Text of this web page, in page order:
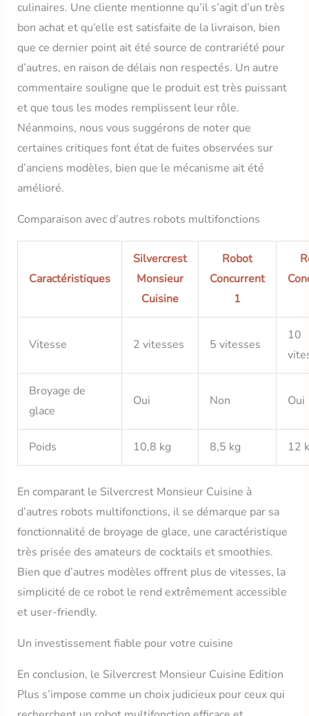
culinaires. Une cliente mentionne qu’il s’agit d’un très
bon achat et qu’elle est satisfaite de la livraison, bien
que ce dernier point ait été source de contrariété pour
d’autres, en raison de délais non respectés. Un autre
commentaire souligne que le produit est très puissant
et que tous les modes remplissent leur rôle.
Néanmoins, nous vous suggérons de noter que
certaines critiques font état de fuites observées sur
d’anciens modèles, bien que le mécanisme ait été
amélioré.
Comparaison avec d’autres robots multifonctions
Caractéristiques
Silvercrest
Monsieur
Cuisine
Robot
Concurrent
1
Vitesse 2 vitesses 5 vitesses
10
Broyage de
glace
Oui Non Oui
Poids 10,8 kg 8,5 kg 12
En comparant le Silvercrest Monsieur Cuisine à
d’autres robots multifonctions, il se démarque par sa
fonctionnalité de broyage de glace, une caractéristique
très prisée des amateurs de cocktails et smoothies.
Bien que d’autres modèles offrent plus de vitesses, la
simplicité de ce robot le rend extrêmement accessible
et user-friendly.
Un investissement fiable pour votre cuisine
En conclusion, le Silvercrest Monsieur Cuisine Edition
Plus s’impose comme un choix judicieux pour ceux qui